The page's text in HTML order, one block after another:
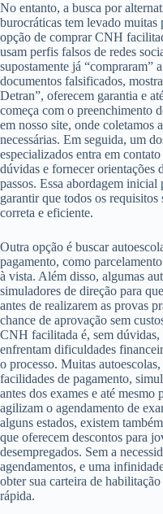
No entanto, a busca por
burocráticas tem levado muitas
opção de comprar CNH
usam perfis falsos de redes
supostamente já “compraram”
documentos falsificados,
Detran”, oferecem garantia e
começa com o preenchimento
em nosso site, onde coletamos
necessárias. Em seguida, um
especializados entra em
dúvidas e fornecer orientações
passos. Essa abordagem inicial
garantir que todos os
correta e eficiente.
Outra opção é buscar
pagamento, como
à vista. Além disso, algumas
simuladores de direção para
antes de realizarem as provas
chance de aprovação sem
CNH facilitada é, sem dúvidas,
enfrentam dificuldades
o processo. Muitas
facilidades de pagamento,
antes dos exames e até
agilizam o agendamento de
alguns estados, existem
que oferecem descontos para
desempregados. Sem a
agendamentos, e uma
obter sua carteira de
rápida.